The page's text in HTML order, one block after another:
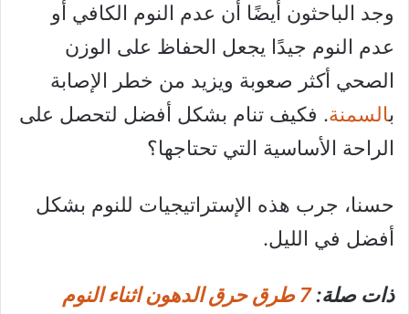
وجد الباحثون أيضًا أن عدم النوم الكافي أو
عدم النوم جيدًا يجعل الحفاظ على الوزن
الصحي أكثر صعوبة ويزيد من خطر الإصابة
بالسمنة. فكيف تنام بشكل أفضل لتحصل على
الراحة الأساسية التي تحتاجها؟
حسنا، جرب هذه الإستراتيجيات للنوم بشكل
أفضل في الليل.
ذات صلة:
7 طرق حرق الدهون اثناء النوم